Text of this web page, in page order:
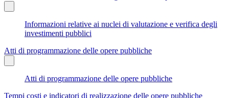
Informazioni relative ai nuclei di valutazione e verifica degli
investimenti pubblici
Atti di programmazione delle opere pubbliche
Atti di programmazione delle opere pubbliche
Tempi costi e indicatori di realizzazione delle opere pubbliche